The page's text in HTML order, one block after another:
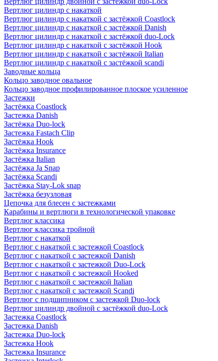
Вертлюг цилиндр с накаткой
Вертлюг цилиндр с накаткой с застёжкой Coastlock
Вертлюг цилиндр с накаткой с застёжкой Danish
Вертлюг цилиндр с накаткой с застёжкой duo-Lock
Вертлюг цилиндр с накаткой с застёжкой Hook
Вертлюг цилиндр с накаткой с застёжкой Italian
Вертлюг цилиндр с накаткой с застёжкой scandi
Заводные кольца
Кольцо заводное овальное
Кольцо заводное профилированное плоское усиленное
Застежки
Застёжка Coastlock
Застежка Danish
Застёжка Duo-lock
Застежка Fastach Clip
Застёжка Hook
Застёжка Insurance
Застёжка Italian
Застёжка Ja Snap
Застёжка Scandi
Застёжка Stay-Lok snap
Застёжка безузловая
Цепочка для блесен с застежками
Карабины и вертлюги в технологической упаковке
Вертлюг классика
Вертлюг классика тройной
Вертлюг с накаткой
Вертлюг с накаткой с застежкой Coastlock
Вертлюг с накаткой с застежкой Danish
Вертлюг с накаткой с застежкой Duo-Lock
Вертлюг с накаткой с застежкой Hooked
Вертлюг с накаткой с застежкой Italian
Вертлюг с накаткой с застежкой Scandi
Вертлюг с подшипником с застежкой Duo-lock
Вертлюг цилиндр двойной с застёжкой duo-Lock
Застежка Coastlock
Застежка Danish
Застежка Duo-lock
Застежка Hook
Застежка Insurance